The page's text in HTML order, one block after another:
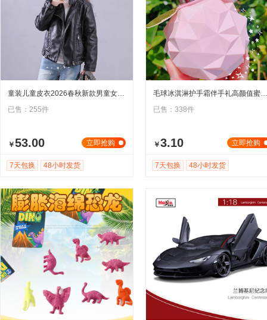
童装儿童皮衣2026春秋新款男童女童立领机车夹克洋气外套厂家现货
已售：255件
立即抢购
￥53.00
7天包换 48小时发货
毛球冰淇淋护手霜伴手礼高颜值蜜桃牛奶香秋冬便捷礼品滋润防干裂
已售：338件
立即抢购
￥3.10
7天包换 48小时发货